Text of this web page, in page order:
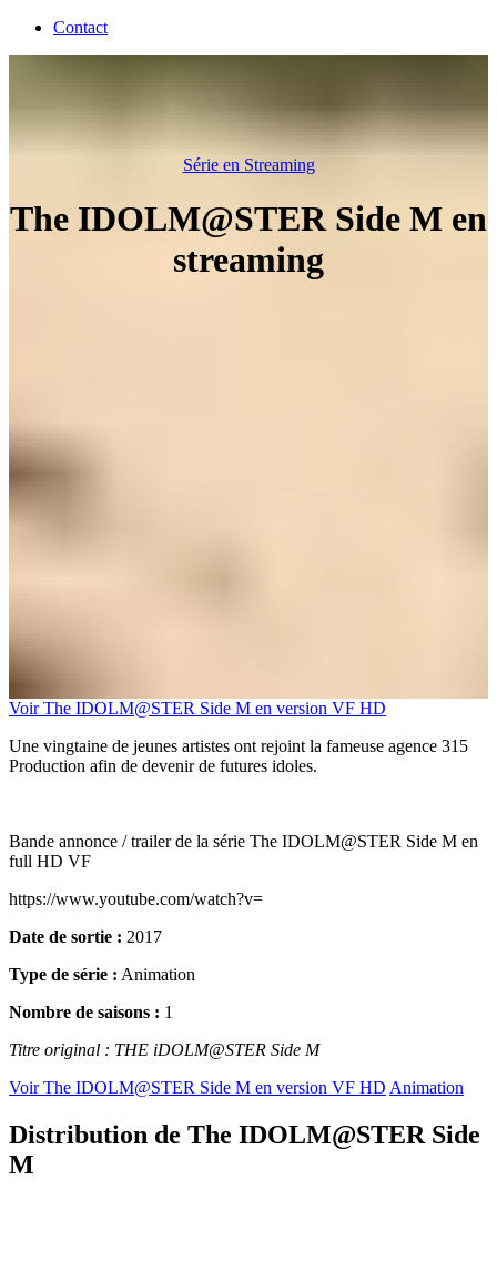
Contact
Série en Streaming
The IDOLM@STER Side M en
streaming
Voir The IDOLM@STER Side M en version VF HD
Une vingtaine de jeunes artistes ont rejoint la fameuse agence 315
Production afin de devenir de futures idoles.
Bande annonce / trailer de la série The IDOLM@STER Side M en
full HD VF
https://www.youtube.com/watch?v=
Date de sortie : 2017
Type de série : Animation
Nombre de saisons : 1
Titre original : THE iDOLM@STER Side M
Voir The IDOLM@STER Side M en version VF HD Animation
Distribution de The IDOLM@STER Side
M